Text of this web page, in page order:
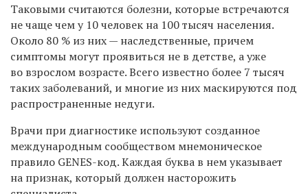
Таковыми считаются болезни, которые встречаются
не чаще чем у 10 человек на 100 тысяч населения.
Около 80 % из них — наследственные, причем
симптомы могут проявиться не в детстве, а уже
во взрослом возрасте. Всего известно более 7 тысяч
таких заболеваний, и многие из них маскируются под
распространенные недуги.
Врачи при диагностике используют созданное
международным сообществом мнемоническое
правило GENES-код. Каждая буква в нем указывает
на признак, который должен насторожить